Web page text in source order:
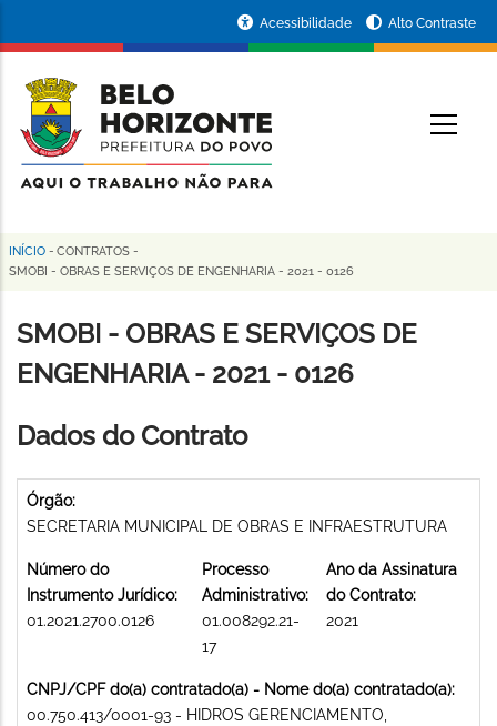
conteúdo
principal
da
Prefeitura
de
Horizonte
Acessibilidade Alto Contraste
Trilha
navegação
INÍCIO - CONTRATOS -
SMOBI - OBRAS E SERVIÇOS DE ENGENHARIA - 2021 - 0126
SMOBI - OBRAS E SERVIÇOS DE
ENGENHARIA - 2021 - 0126
Dados do Contrato
Órgão:
SECRETARIA MUNICIPAL DE OBRAS E INFRAESTRUTURA
Número do
Instrumento Jurídico:
01.2021.2700.0126
Processo
Administrativo:
01.008292.21-
17
Ano da Assinatura
do Contrato:
2021
CNPJ/CPF do(a) contratado(a) - Nome do(a) contratado(a):
00.750.413/0001-93 - HIDROS GERENCIAMENTO,